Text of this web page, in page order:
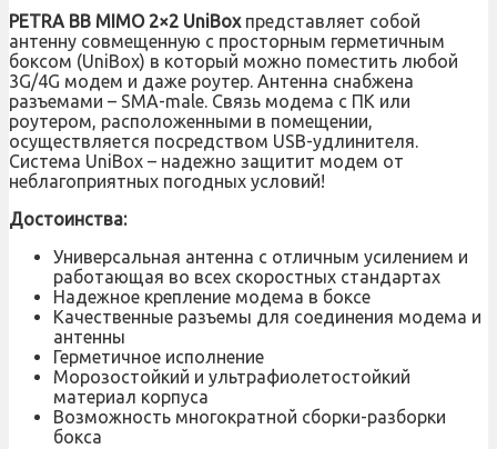
PETRA BB MIMO 2×2 UniBoxпредставляет собой
антенну совмещенную с просторным герметичным
боксом (UniBox) в который можно поместить любой
3G/4G модем и даже роутер. Антенна снабжена
разъемами – SMA-male. Связь модема с ПК или
роутером, расположенными в помещении,
осуществляется посредством USB-удлинителя.
Система UniBox – надежно защитит модем от
неблагоприятных погодных условий!
Достоинства:
Универсальная антенна с отличным усилением и
работающая во всех скоростных стандартах
Надежное крепление модема в боксе
Качественные разъемы для соединения модема и
антенны
Герметичное исполнение
Морозостойкий и ультрафиолетостойкий
материал корпуса
Возможность многократной сборки-разборки
бокса